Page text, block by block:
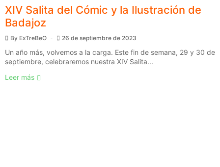
XIV Salita del Cómic y la Ilustración de
Badajoz
By ExTreBeO 26 de septiembre de 2023
Un año más, volvemos a la carga. Este fin de semana, 29 y 30 de
septiembre, celebraremos nuestra XIV Salita...
Leer más